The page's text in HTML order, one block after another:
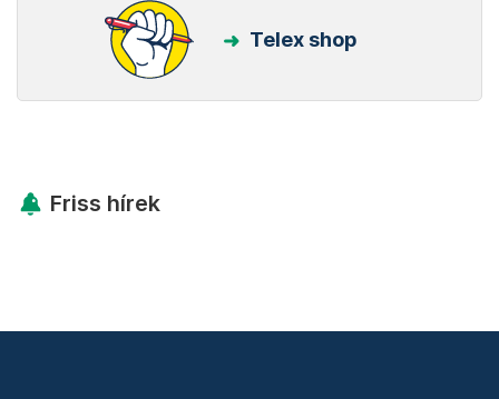
Telex shop
Friss hírek